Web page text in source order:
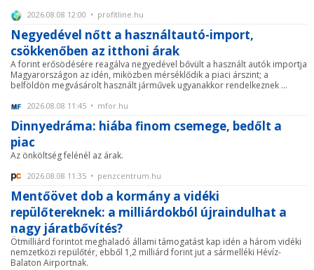
2026.08.08 12:00 • profitline.hu
Negyedével nőtt a használtautó-import,
csökkenőben az itthoni árak
A forint erősödésére reagálva negyedével bővült a használt autók importja
Magyarországon az idén, miközben mérséklődik a piaci árszint; a
belföldön megvásárolt használt járművek ugyanakkor rendelkeznek ...
2026.08.08 11:45 • mfor.hu
Dinnyedráma: hiába finom csemege, bedőlt a
piac
Az önköltség felénél az árak.
2026.08.08 11:35 • penzcentrum.hu
Mentőövet dob a kormány a vidéki
repülőtereknek: a milliárdokból újraindulhat a
nagy járatbővítés?
Ötmilliárd forintot meghaladó állami támogatást kap idén a három vidéki
nemzetközi repülőtér, ebből 1,2 milliárd forint jut a sármelléki Hévíz-
Balaton Airportnak.